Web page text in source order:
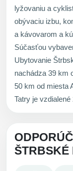
lyžovaniu a
obývaciu izbu,
a kávovarom a
Súčasťou
Ubytovanie
nachádza 39 km
50 km od miesta
Tatry je vzdialené
ŠTRBSKÉ